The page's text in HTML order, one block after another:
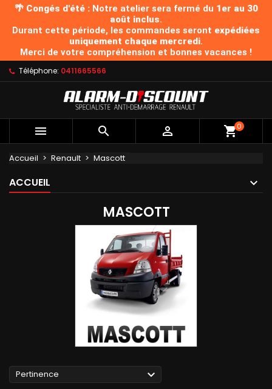
🌴 Congés d'été :Notre atelier sera fermé du 1er au 30
août inclus.
Durant cette période, les commandes seront expédiées
uniquement chaque mercredi.
Merci de votre compréhension et bonnes vacances !
Téléphone: 0411665566
   0
Accueil Renault Mascott
ACCUEIL
MASCOTT
Pertinence 